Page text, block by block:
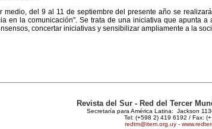
medio, del 9 al 11 de septiembre del presente año se
en la comunicación". Se trata de una iniciativa que apunta
concertar iniciativas y sensibilizar ampliamente a la
Revista del Sur - Red del Tercer
Secretaría para América Latina: Jackson
Tel: (+598 2) 419 6192 / Fax:
redtm@item.org.uy -